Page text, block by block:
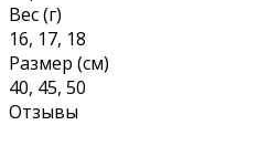
Вес (г)
16, 17, 18
Размер (см)
40, 45, 50
Отзывы